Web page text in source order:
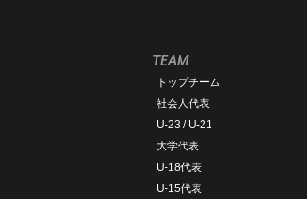
TEAM
トップチーム
社会人代表
U-23 / U-21
大学代表
U-18代表
U-15代表